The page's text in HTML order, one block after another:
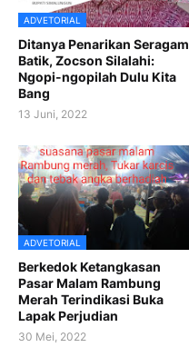
ADVETORIAL
Ditanya Penarikan Seragam
Batik, Zocson Silalahi:
Ngopi-ngopilah Dulu Kita
Bang
13 Juni, 2022
ADVETORIAL
Berkedok Ketangkasan
Pasar Malam Rambung
Merah Terindikasi Buka
Lapak Perjudian
30 Mei, 2022